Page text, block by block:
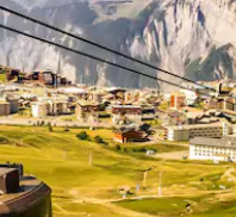
cima e para baixo do